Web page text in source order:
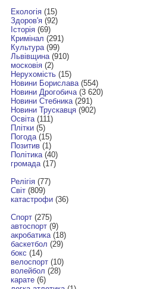
Екологія(15)
Здоров'я(92)
Історія(69)
Кримінал (291)
Культура(99)
Львівщина(910)
московія(2)
Нерухомість(15)
Новини Борислава(554)
Новини Дрогобича(3 620)
Новини Стебника(291)
Новини Трускавця(902)
Освіта(111)
Плітки(5)
Погода(15)
Позитив(1)
Політика(40)
громада(17)
Релігія(77)
Світ(809)
катастрофи(36)
Спорт(275)
автоспорт(9)
акробатика(18)
баскетбол (29)
бокс (14)
велоспорт(10)
волейбол (28)
карате(6)